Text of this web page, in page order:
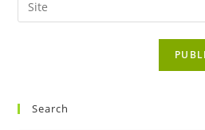
comment
address
l’URL
Search